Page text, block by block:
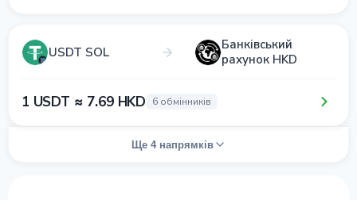
USDT SOL
Банківський
рахунок HKD
1 USDT ≈ 7.69 HKD 6 обмінників
Ще 4 напрямків